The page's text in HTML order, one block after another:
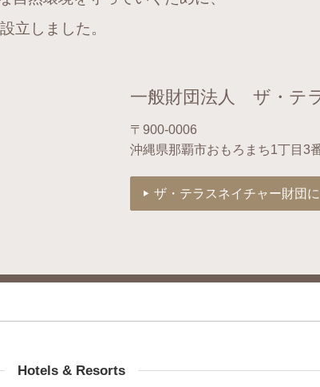
立しました。
一般財団法人 ザ・テ
〒900-0006
沖縄県那覇市おもろまち1丁目3
ザ・テラスネイチャー財団
Hotels & Resorts